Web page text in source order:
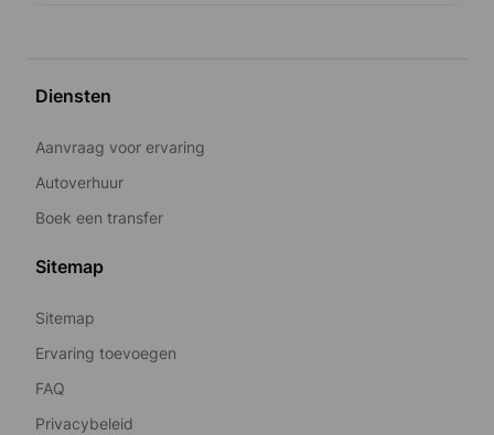
Diensten
Aanvraag voor ervaring
Autoverhuur
Boek een transfer
Sitemap
Sitemap
Ervaring toevoegen
FAQ
Privacybeleid